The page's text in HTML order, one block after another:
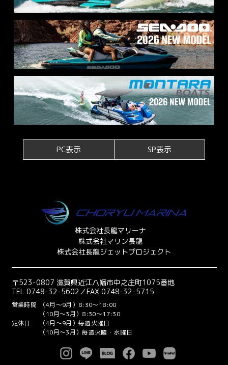
PC表示 SP表示
株式会社長龍マリーナ
株式会社マリン長龍
株式会社長龍ジェットプロジェクト
〒523-0807 滋賀県近江八幡市中之庄町1075番地
TEL 0748-32-5602／FAX 0748-32-5715
営業時間
（4月～9月）8:30～18:00
（10月～3月）8:30～17:30
定休日
（4月～9月）毎週火曜日
（10月～3月）毎週火曜・水曜日